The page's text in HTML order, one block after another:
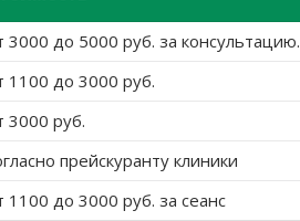
3000 до 5000 руб. за консультацию.
1100 до 3000 руб.
3000 руб.
прейскуранту клиники
1100 до 3000 руб. за сеанс